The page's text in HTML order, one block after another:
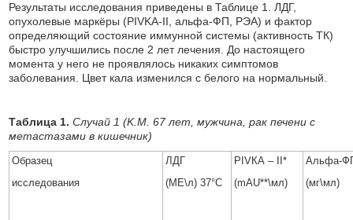
Результаты исследования приведены в Таблице 1. ЛДГ,
опухолевые маркёры (PIVKA-II, альфа-ФП, РЭА) и фактор
определяющий состояние иммунной системы (активность ТК)
быстро улучшились после 2 лет лечения. До настоящего
момента у него не проявлялось никаких симптомов
заболевания. Цвет кала изменился с белого на нормальный.
Таблица 1. Случай 1 (K.M. 67 лет, мужчина, рак печени с
метастазами в кишечник)
Образец
исследования
ЛДГ
(МЕ\л) 37°С
РIVКА – II*
(mAU**\мл)
Альфа-
(мг\мл)